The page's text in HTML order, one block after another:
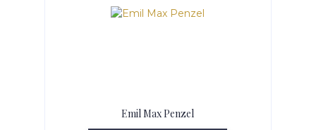
Emil Max Penzel